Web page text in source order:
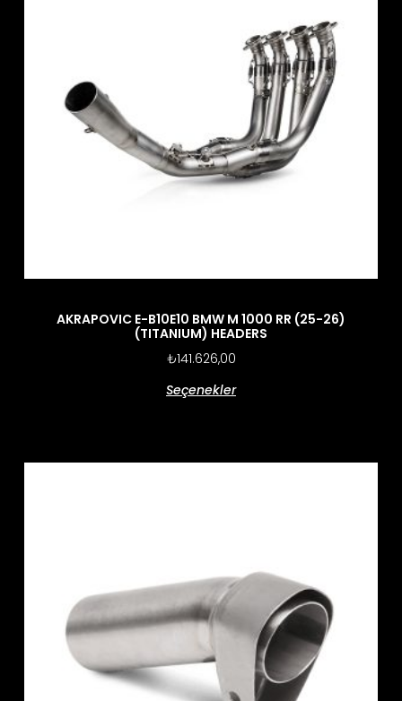
AKRAPOVIC E-B10E10 BMW M 1000 RR (25-26)
(TITANIUM) HEADERS
₺141.626,00
Seçenekler